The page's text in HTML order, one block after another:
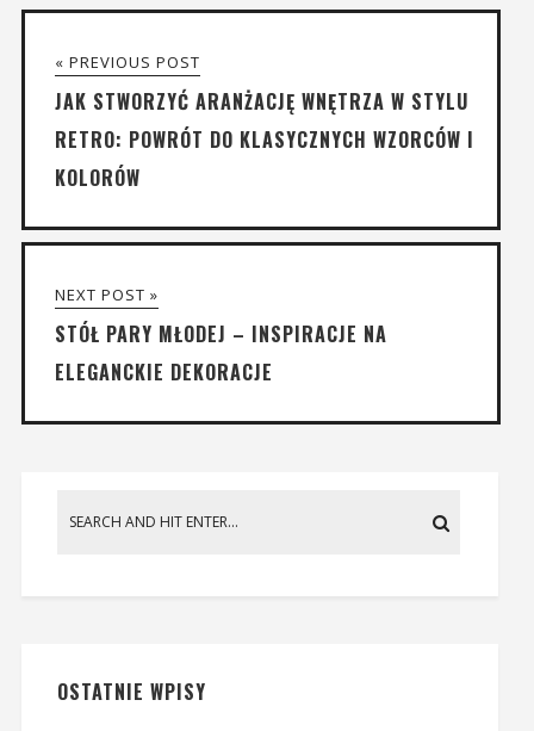
« PREVIOUS POST
JAK STWORZYĆ ARANŻACJĘ WNĘTRZA W STYLU
RETRO: POWRÓT DO KLASYCZNYCH WZORCÓW I
KOLORÓW
NEXT POST »
STÓŁ PARY MŁODEJ – INSPIRACJE NA
ELEGANCKIE DEKORACJE
OSTATNIE WPISY